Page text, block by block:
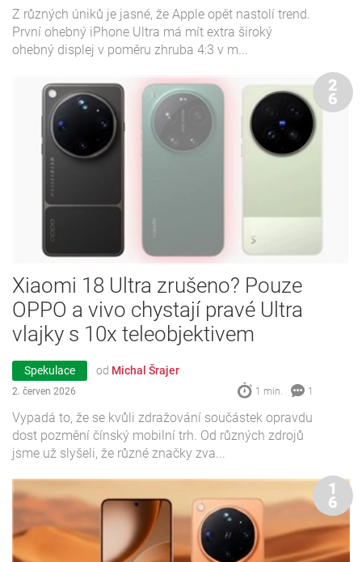
Z různých úniků je jasné, že Apple opět nastolí trend.
První ohebný iPhone Ultra má mít extra široký
ohebný displej v poměru zhruba 4:3 v m...
Xiaomi 18 Ultra zrušeno? Pouze
OPPO a vivo chystají pravé Ultra
vlajky s 10x teleobjektivem
Spekulace od Michal Šrajer
2. červen 2026 1 min. 1
Vypadá to, že se kvůli zdražování součástek opravdu
dost pozmění čínský mobilní trh. Od různých zdrojů
jsme už slyšeli, že různé značky zva...
2
6
1
6